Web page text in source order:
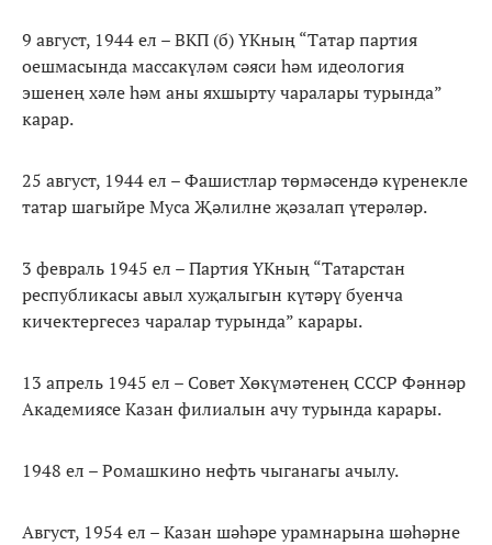
9 август, 1944 ел – ВКП (б) ҮКның “Татар партия
оешмасында массакүләм сәяси һәм идеология
эшенең хәле һәм аны яхшырту чаралары турында”
карар.
25 август, 1944 ел – Фашистлар төрмәсендә күренекле
татар шагыйре Муса Җәлилне җәзалап үтерәләр.
3 февраль 1945 ел – Партия ҮКның “Татарстан
республикасы авыл хуҗалыгын күтәрү буенча
кичектергесез чаралар турында” карары.
13 апрель 1945 ел – Совет Хөкүмәтенең СССР Фәннәр
Академиясе Казан филиалын ачу турында карары.
1948 ел – Ромашкино нефть чыганагы ачылу.
Август, 1954 ел – Казан шәһәре урамнарына шәһәрне